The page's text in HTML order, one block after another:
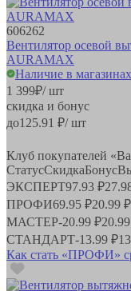
606262
Вентилятор осевой
AURAMAX
Наличие в магазинах
1 399₽/ шт
скидка и бонус
до125.91 ₽/ шт
Клуб покупателей
СтатусСкидкаБонус
ЭКСПЕРТ97.93 ₽
ПРОФИ69.95 ₽20.99 ₽
МАСТЕР-20.99 ₽
СТАНДАРТ-13.99 ₽
Как стать «ПРОФИ»